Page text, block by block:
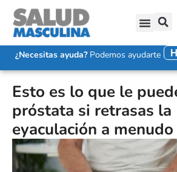
¿Necesitas ayuda?Podemos ayudarte
Esto es lo que le
próstata si retrasas la
eyaculación a menudo